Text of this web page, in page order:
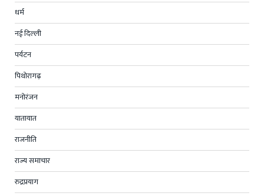
धर्म
नई दिल्ली
पर्यटन
पिथोरागढ़
मनोरंजन
यातायात
राजनीति
राज्य समाचार
रुद्रप्रयाग